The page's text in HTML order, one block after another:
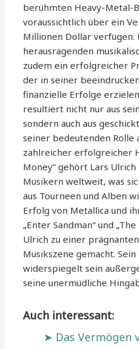
berühmten Heavy-Metal-
voraussichtlich über ein
Millionen Dollar verfügen.
herausragenden
zudem ein erfolgreicher
der in seiner
finanzielle Erfolge
resultiert nicht nur aus
sondern auch aus
seiner bedeutenden Rolle
zahlreicher erfolgreicher
Money“ gehört Lars
Musikern weltweit, was
aus Tourneen und Alben
Erfolg von Metallica und
„Enter Sandman“ und
Ulrich zu einer
Musikszene gemacht.
widerspiegelt sein
seine unermüdliche
Auch interessant:
Das Vermögen